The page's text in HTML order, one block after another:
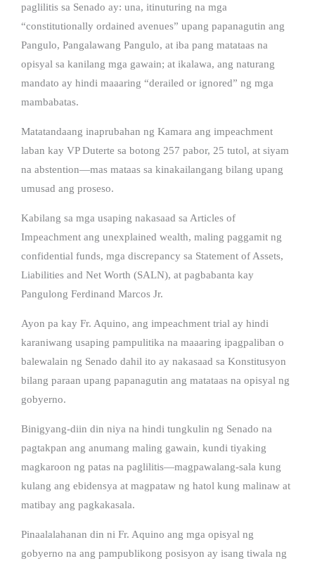
paglilitis sa Senado ay: una, itinuturing na mga
“constitutionally ordained avenues” upang papanagutin ang
Pangulo, Pangalawang Pangulo, at iba pang matataas na
opisyal sa kanilang mga gawain; at ikalawa, ang naturang
mandato ay hindi maaaring “derailed or ignored” ng mga
mambabatas.
Matatandaang inaprubahan ng Kamara ang impeachment
laban kay VP Duterte sa botong 257 pabor, 25 tutol, at siyam
na abstention—mas mataas sa kinakailangang bilang upang
umusad ang proseso.
Kabilang sa mga usaping nakasaad sa Articles of
Impeachment ang unexplained wealth, maling paggamit ng
confidential funds, mga discrepancy sa Statement of Assets,
Liabilities and Net Worth (SALN), at pagbabanta kay
Pangulong Ferdinand Marcos Jr.
Ayon pa kay Fr. Aquino, ang impeachment trial ay hindi
karaniwang usaping pampulitika na maaaring ipagpaliban o
balewalain ng Senado dahil ito ay nakasaad sa Konstitusyon
bilang paraan upang papanagutin ang matataas na opisyal ng
gobyerno.
Binigyang-diin din niya na hindi tungkulin ng Senado na
pagtakpan ang anumang maling gawain, kundi tiyaking
magkaroon ng patas na paglilitis—magpawalang-sala kung
kulang ang ebidensya at magpataw ng hatol kung malinaw at
matibay ang pagkakasala.
Pinaalalahanan din ni Fr. Aquino ang mga opisyal ng
gobyerno na ang pampublikong posisyon ay isang tiwala ng